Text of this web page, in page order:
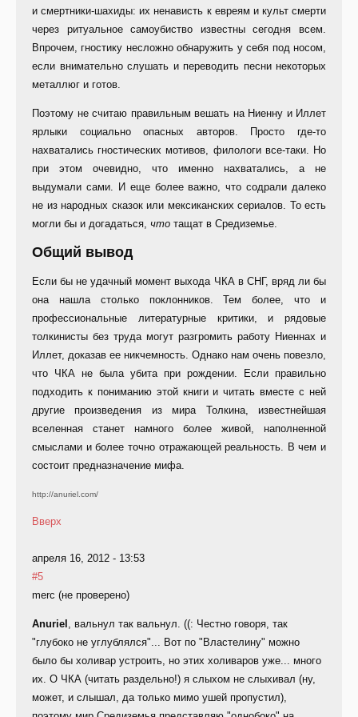
и смертники-шахиды: их ненависть к евреям и культ смерти
через ритуальное самоубиство известны сегодня всем.
Впрочем, гностику несложно обнаружить у себя под носом,
если внимательно слушать и переводить песни некоторых
металлюг и готов.
Поэтому не считаю правильным вешать на Ниенну и Иллет
ярлыки социально опасных авторов. Просто где-то
нахватались гностических мотивов, филологи все-таки. Но
при этом очевидно, что именно нахватались, а не
выдумали сами. И еще более важно, что содрали далеко
не из народных сказок или мексиканских сериалов. То есть
могли бы и догадаться, что тащат в Средиземье.
Общий вывод
Если бы не удачный момент выхода ЧКА в СНГ, вряд ли бы
она нашла столько поклонников. Тем более, что и
профессиональные литературные критики, и рядовые
толкинисты без труда могут разгромить работу Ниеннах и
Иллет, доказав ее никчемность. Однако нам очень повезло,
что ЧКА не была убита при рождении. Если правильно
подходить к пониманию этой книги и читать вместе с ней
другие произведения из мира Толкина, известнейшая
вселенная станет намного более живой, наполненной
смыслами и более точно отражающей реальность. В чем и
состоит предназначение мифа.
http://anuriel.com/
Вверх
апреля 16, 2012 - 13:53
#5
merc (не проверено)
Anuriel
, вальнул так вальнул. ((: Честно говоря, так
"глубоко не углублялся"... Вот по "Властелину" можно
было бы холивар устроить, но этих холиваров уже... много
их. О ЧКА (читать раздельно!) я слыхом не слыхивал (ну,
может, и слышал, да только мимо ушей пропустил),